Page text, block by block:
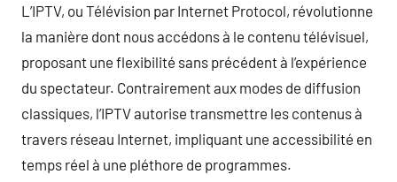
L’IPTV, ou Télévision par Internet Protocol, révolutionne
la manière dont nous accédons à le contenu télévisuel,
proposant une flexibilité sans précédent à l’expérience
du spectateur. Contrairement aux modes de diffusion
classiques, l’IPTV autorise transmettre les contenus à
travers réseau Internet, impliquant une accessibilité en
temps réel à une pléthore de programmes.